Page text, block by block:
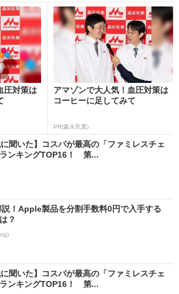
圧対策は
アマゾンで大人気！血圧対策は
コーヒーに足してみて
PR(森永乳業)
に聞いた】コスパが最高の「ファミレスチェ
ンキングTOP16！ 第...
説！Apple製品を分割手数料0円で入手する
？
に聞いた】コスパが最高の「ファミレスチェ
ンキングTOP16！ 第...